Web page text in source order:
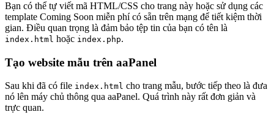
Bạn có thể tự viết mã HTML/CSS cho trang này hoặc sử dụng các
template Coming Soon miễn phí có sẵn trên mạng để tiết kiệm thời
gian. Điều quan trọng là đảm bảo tệp tin của bạn có tên là
index.html hoặc index.php.
Tạo website mẫu trên aaPanel
Sau khi đã có file index.html cho trang mẫu, bước tiếp theo là đưa
nó lên máy chủ thông qua aaPanel. Quá trình này rất đơn giản và
trực quan.